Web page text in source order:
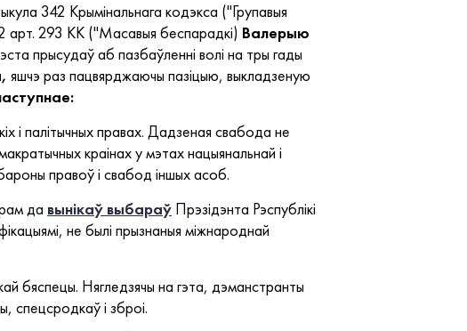
342 Крымінальнага кодэкса ("Групавыя
арт. 293 КК ("Масавыя беспарадкі) Валерыю
прысудаў аб пазбаўленні волі на тры гады
яшчэ раз пацвярджаючы пазіцыю, выкладзеную
і палітычных правах. Дадзеная свабода не
краінах у мэтах нацыянальнай і
правоў і свабод іншых асоб.
да вынікаў выбараў Прэзідэнта Рэспублікі
не былі прызнаныя міжнароднай
бяспецы. Нягледзячы на гэта, дэманстранты
спецсродкаў і зброі.